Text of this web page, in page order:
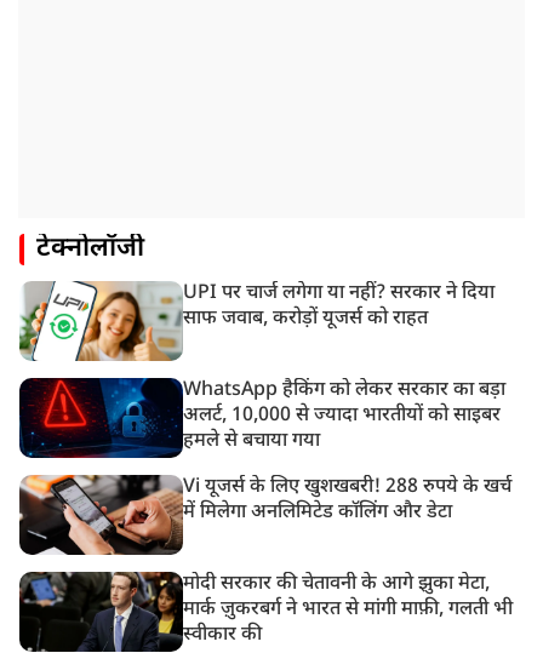
टेक्नोलॉजी
UPI पर चार्ज लगेगा या नहीं? सरकार ने दिया
साफ जवाब, करोड़ों यूजर्स को राहत
WhatsApp हैकिंग को लेकर सरकार का बड़ा
अलर्ट, 10,000 से ज्यादा भारतीयों को साइबर
हमले से बचाया गया
Vi यूजर्स के लिए खुशखबरी! 288 रुपये के खर्च
में मिलेगा अनलिमिटेड कॉलिंग और डेटा
मोदी सरकार की चेतावनी के आगे झुका मेटा,
मार्क ज़ुकरबर्ग ने भारत से मांगी माफ़ी, गलती भी
स्वीकार की